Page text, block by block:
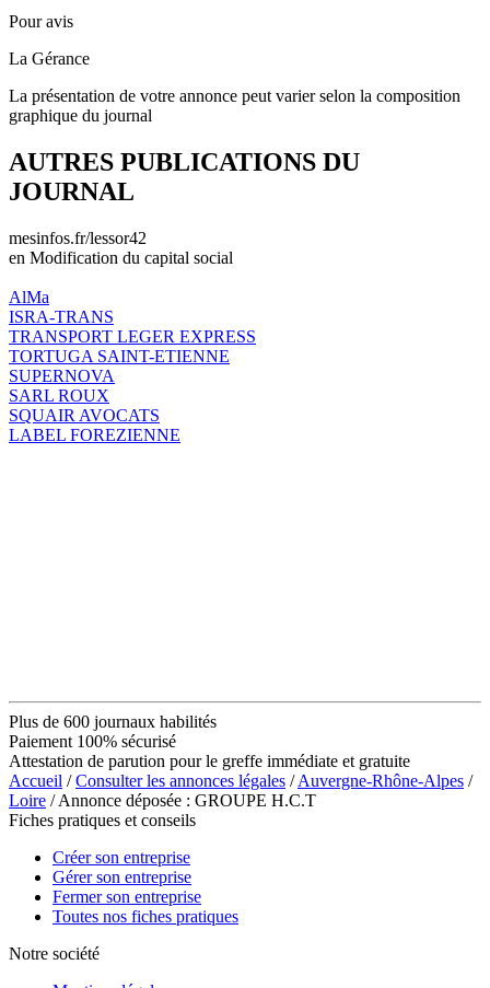
Pour avis
La Gérance
La présentation de votre annonce peut varier selon la composition
graphique du journal
AUTRES PUBLICATIONS DU
JOURNAL
mesinfos.fr/lessor42
en Modification du capital social
AlMa
ISRA-TRANS
TRANSPORT LEGER EXPRESS
TORTUGA SAINT-ETIENNE
SUPERNOVA
SARL ROUX
SQUAIR AVOCATS
LABEL FOREZIENNE
Plus de 600 journaux habilités
Paiement 100% sécurisé
Attestation de parution pour le greffe immédiate et gratuite
Accueil /Consulter les annonces légales /Auvergne-Rhône-Alpes /
Loire / Annonce déposée : GROUPE H.C.T
Fiches pratiques et conseils
Créer son entreprise
Gérer son entreprise
Fermer son entreprise
Toutes nos fiches pratiques
Notre société